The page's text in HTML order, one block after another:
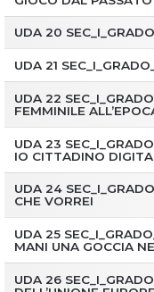
UDA 20
UDA 21
UDA 22
FEMMINILE
UDA 23
IO CITTADINO
UDA 24
CHE VORREI
UDA 25
MANI UNA GOCCIA
UDA 26